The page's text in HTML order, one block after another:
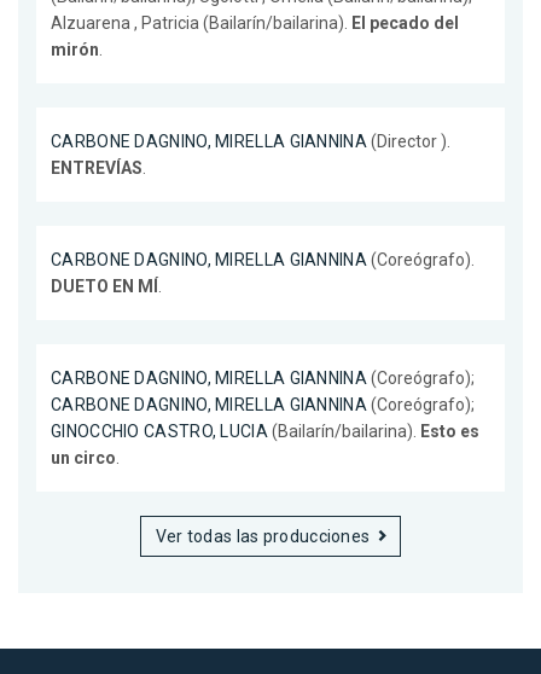
Alzuarena , Patricia (Bailarín/bailarina).
El pecado del
mirón
CARBONE DAGNINO, MIRELLA GIANNINA (Director ).
ENTREVÍAS
CARBONE DAGNINO, MIRELLA GIANNINA (Coreógrafo).
DUETO EN MÍ
CARBONE DAGNINO, MIRELLA GIANNINA (Coreógrafo);
CARBONE DAGNINO, MIRELLA GIANNINA (Coreógrafo);
GINOCCHIO CASTRO, LUCIA (Bailarín/bailarina).
Esto es
un circo
Ver todas las producciones